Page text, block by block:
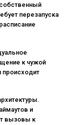
перезапуска
к чужой
и
вызовы к